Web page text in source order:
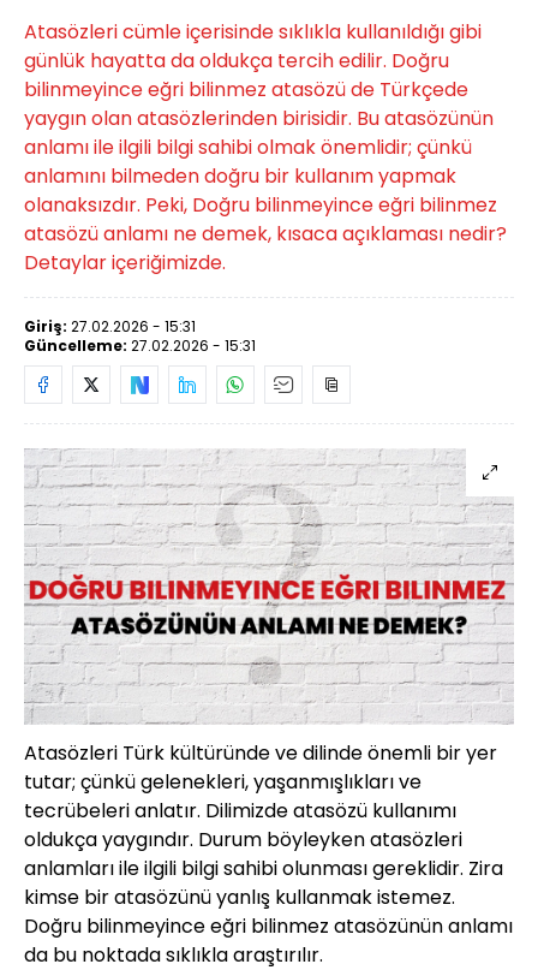
Atasözleri cümle içerisinde sıklıkla kullanıldığı gibi
günlük hayatta da oldukça tercih edilir. Doğru
bilinmeyince eğri bilinmez atasözü de Türkçede
yaygın olan atasözlerinden birisidir. Bu atasözünün
anlamı ile ilgili bilgi sahibi olmak önemlidir; çünkü
anlamını bilmeden doğru bir kullanım yapmak
olanaksızdır. Peki, Doğru bilinmeyince eğri bilinmez
atasözü anlamı ne demek, kısaca açıklaması nedir?
Detaylar içeriğimizde.
Giriş: 27.02.2026 - 15:31
Güncelleme: 27.02.2026 - 15:31
Atasözleri Türk kültüründe ve dilinde önemli bir yer
tutar; çünkü gelenekleri, yaşanmışlıkları ve
tecrübeleri anlatır. Dilimizde atasözü kullanımı
oldukça yaygındır. Durum böyleyken atasözleri
anlamları ile ilgili bilgi sahibi olunması gereklidir. Zira
kimse bir atasözünü yanlış kullanmak istemez.
Doğru bilinmeyince eğri bilinmez atasözünün anlamı
da bu noktada sıklıkla araştırılır.